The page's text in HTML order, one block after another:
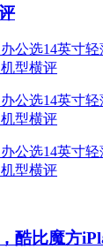
酷比魔方